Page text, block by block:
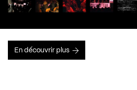
En découvrir plus